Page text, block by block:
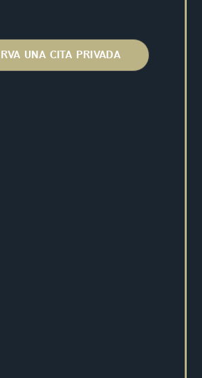
UNA CITA PRIVADA